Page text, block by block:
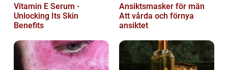
Vitamin E Serum -
Unlocking Its Skin
Benefits
Ansiktsmasker för män
Att vårda och förnya
ansiktet